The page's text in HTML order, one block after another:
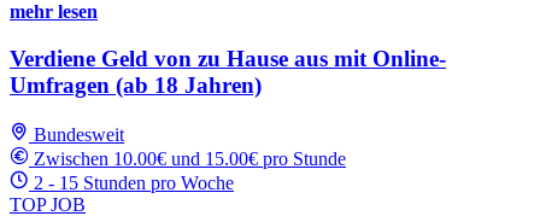
mehr lesen
Verdiene Geld von zu Hause aus mit Online-
Umfragen (ab 18 Jahren)
Bundesweit
Zwischen 10.00€ und 15.00€ pro Stunde
2 - 15 Stunden pro Woche
TOP JOB